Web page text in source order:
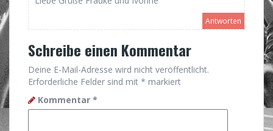
Antworten
Schreibe einen Kommentar
Deine E-Mail-Adresse wird nicht veröffentlicht.
Erforderliche Felder sind mit * markiert
Kommentar *